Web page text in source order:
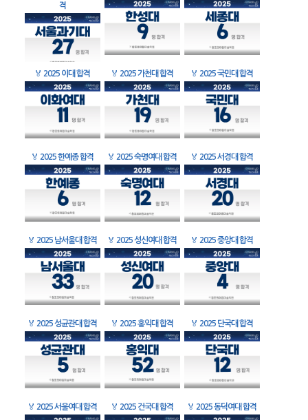
격
🏅 2025 이대 합격 🏅 2025 가천대 합격 🏅 2025 국민대 합격
🏅 2025 한예종 합격 🏅 2025 숙명여대 합격 🏅 2025 서경대 합격
🏅 2025 남서울대 합격 🏅 2025 성신여대 합격 🏅 2025 중앙대 합격
🏅 2025 성균관대 합격 🏅 2025 홍익대 합격 🏅 2025 단국대 합격
🏅 2025 서울여대 합격 🏅 2025 건국대 합격 🏅 2025 동덕여대 합격